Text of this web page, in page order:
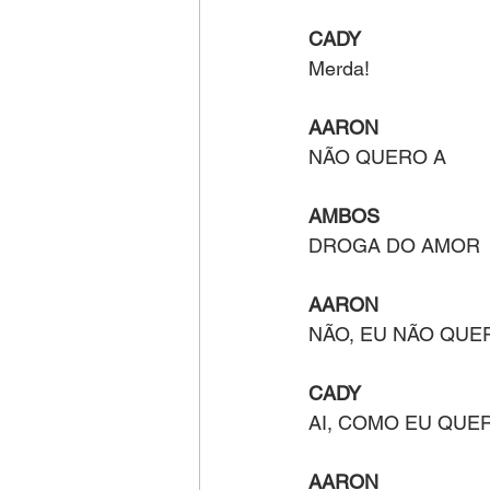
CADY
Merda!
AARON
NÃO QUERO A
AMBOS
DROGA DO AMOR
AARON
NÃO, EU NÃO
CADY
AI, COMO EU
AARON